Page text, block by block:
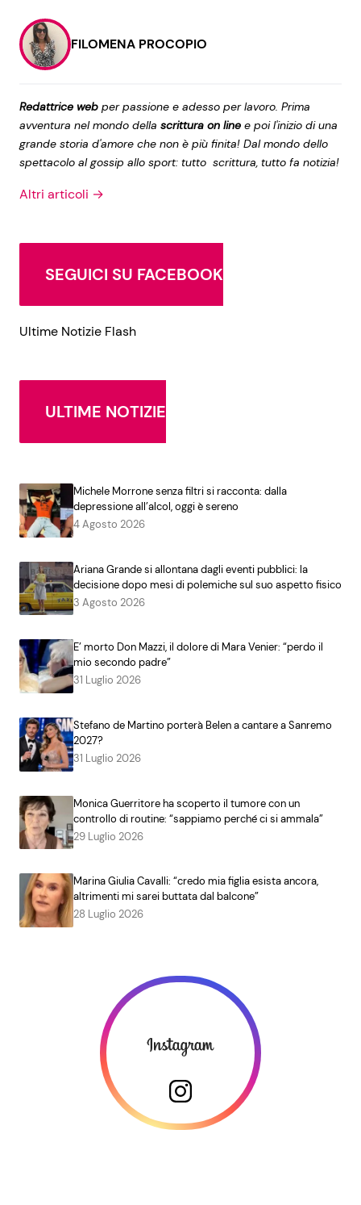
FILOMENA PROCOPIO
Redattrice web per passione e adesso per lavoro. Prima
avventura nel mondo della scrittura on line e poi l'inizio di una
grande storia d'amore che non è più finita! Dal mondo dello
spettacolo al gossip allo sport: tutto scrittura, tutto fa notizia!
Altri articoli →
SEGUICI SU FACEBOOK
Ultime Notizie Flash
ULTIME NOTIZIE
Michele Morrone senza filtri si racconta: dalla
depressione all’alcol, oggi è sereno
4 Agosto 2026
Ariana Grande si allontana dagli eventi pubblici: la
decisione dopo mesi di polemiche sul suo aspetto fisico
3 Agosto 2026
E’ morto Don Mazzi, il dolore di Mara Venier: “perdo il
mio secondo padre”
31 Luglio 2026
Stefano de Martino porterà Belen a cantare a Sanremo
2027?
31 Luglio 2026
Monica Guerritore ha scoperto il tumore con un
controllo di routine: “sappiamo perché ci si ammala”
29 Luglio 2026
Marina Giulia Cavalli: “credo mia figlia esista ancora,
altrimenti mi sarei buttata dal balcone”
28 Luglio 2026